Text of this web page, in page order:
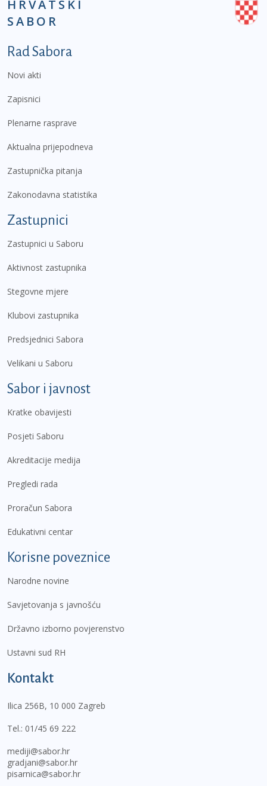
HRVATSKI
SABOR
Podnožje prvi izbornik
Rad Sabora
Novi akti
Zapisnici
Plenarne rasprave
Aktualna prijepodneva
Zastupnička pitanja
Zakonodavna statistika
Zastupnici
Zastupnici u Saboru
Aktivnost zastupnika
Stegovne mjere
Klubovi zastupnika
Predsjednici Sabora
Velikani u Saboru
Sabor i javnost
Kratke obavijesti
Posjeti Saboru
Akreditacije medija
Pregledi rada
Proračun Sabora
Edukativni centar
Korisne poveznice
Narodne novine
Savjetovanja s javnošću
Državno izborno povjerenstvo
Ustavni sud RH
Kontakt
Ilica 256B, 10 000 Zagreb
Tel.: 01/45 69 222
mediji@sabor.hr
gradjani@sabor.hr
pisarnica@sabor.hr